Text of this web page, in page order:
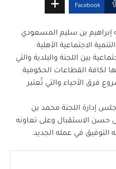
Facebook
إبراهيم بن سليم المسعودي
الاجتماعية الأهلية
بين اللجنة والبلدية والتي
لكافة القطاعات الحكومية
فرق الأحياء والتي تُعتبر
إدارة اللجنة محمد بن
حسن الاستقبال وعلى تعاونه
التوفيق في عمله الجديد.